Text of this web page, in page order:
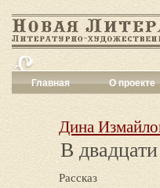
Главная О проекте
Дина
В
Рассказ